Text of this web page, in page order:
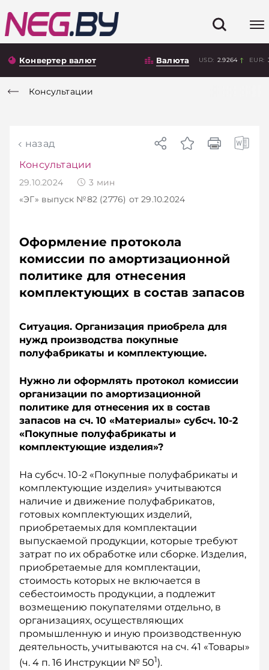
Конвертер валют Валюта USD: 2.9264 EUR:
Консультации
назад
Консультации
29.10.2024 3 мин
«ЭГ» выпуск №82 (2776) от 29.10.2024
Оформление протокола
комиссии по амортизационной
политике для отнесения
комплектующих в состав запасов
Ситуация. Организация приобрела для
нужд производства покупные
полуфабрикаты и комплектующие.
Нужно ли оформлять протокол комиссии
организации по амортизационной
политике для отнесения их в состав
запасов на сч. 10 «Материалы» субсч. 10-2
«Покупные полуфабрикаты и
комплектующие изделия»?
На субсч. 10-2 «Покупные полуфабрикаты и
комплектующие изделия» учитываются
наличие и движение полуфабрикатов,
готовых комплектующих изделий,
приобретаемых для комплектации
выпускаемой продукции, которые требуют
затрат по их обработке или сборке. Изделия,
приобретаемые для комплектации,
стоимость которых не включается в
себестоимость продукции, а подлежит
возмещению покупателями отдельно, в
организациях, осуществляющих
промышленную и иную производственную
деятельность, учитываются на сч. 41 «Товары»
(ч. 4 п. 16 Инструкции № 501).